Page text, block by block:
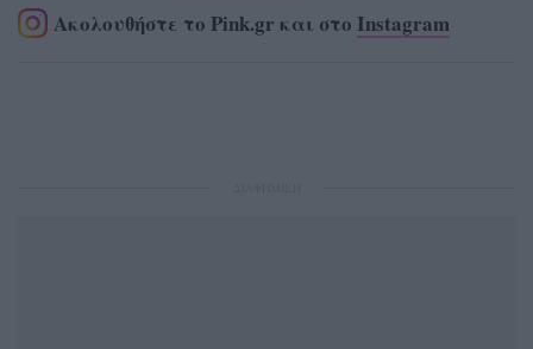
Ακολουθήστε το Pink.gr και στο Instagram